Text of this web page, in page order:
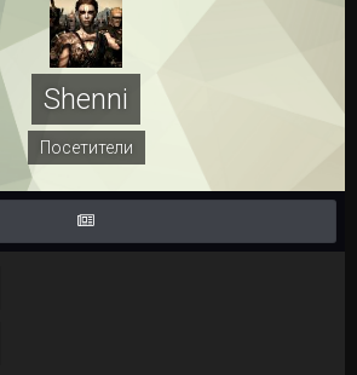
Shenni
Посетители